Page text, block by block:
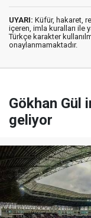
UYARI: Küfür, hakaret,
içeren, imla kuralları ile
Türkçe karakter
onaylanmamaktadır.
Gökhan Gül
geliyor